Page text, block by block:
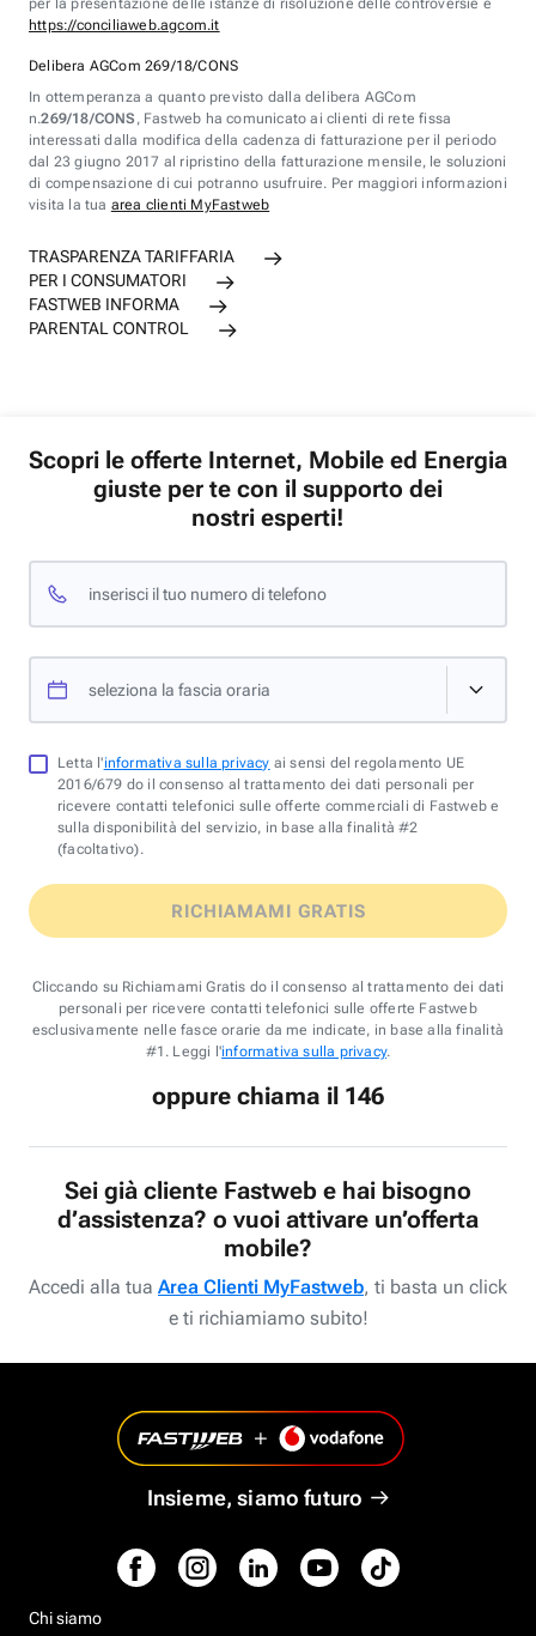
per la presentazione delle istanze di risoluzione delle controversie è
https://conciliaweb.agcom.it
Delibera AGCom 269/18/CONS
In ottemperanza a quanto previsto dalla delibera AGCom
n.269/18/CONS , Fastweb ha comunicato ai clienti di rete fissa
interessati dalla modifica della cadenza di fatturazione per il periodo
dal 23 giugno 2017 al ripristino della fatturazione mensile, le soluzioni
di compensazione di cui potranno usufruire. Per maggiori informazioni
visita la tua area clienti MyFastweb
TRASPARENZA TARIFFARIA
PER I CONSUMATORI
FASTWEB INFORMA
PARENTAL CONTROL
Scopri le offerte Internet, Mobile ed Energia
giuste per te con il supporto dei
nostri esperti!
inserisci il tuo numero di telefono
seleziona la fascia oraria
Letta l'informativa sulla privacy ai sensi del regolamento UE
2016/679 do il consenso al trattamento dei dati personali per
ricevere contatti telefonici sulle offerte commerciali di Fastweb e
sulla disponibilità del servizio, in base alla finalità #2
(facoltativo).
RICHIAMAMI GRATIS
Cliccando su Richiamami Gratis do il consenso al trattamento dei dati
personali per ricevere contatti telefonici sulle offerte Fastweb
esclusivamente nelle fasce orarie da me indicate, in base alla finalità
#1. Leggi l'informativa sulla privacy.
oppure chiama il 146
Sei già cliente Fastweb e hai bisogno
d’assistenza? o vuoi attivare un’offerta
mobile?
Accedi alla tua Area Clienti MyFastweb, ti basta un click
e ti richiamiamo subito!
Insieme, siamo futuro
Chi siamo